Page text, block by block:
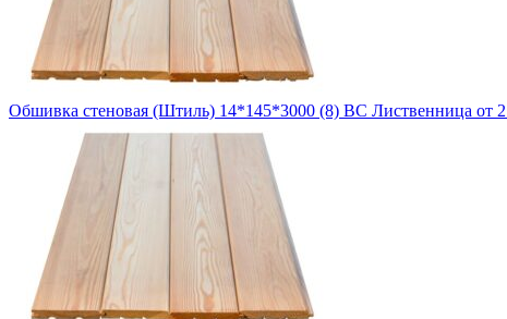
Обшивка стеновая (Штиль) 14*145*3000 (8) ВС Лиственница от